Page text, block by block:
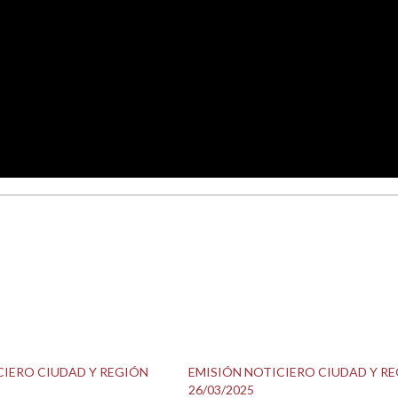
CIUDAD Y REGIÓN
EMISIÓN NOTICIERO CIUDAD Y
26/03/2025